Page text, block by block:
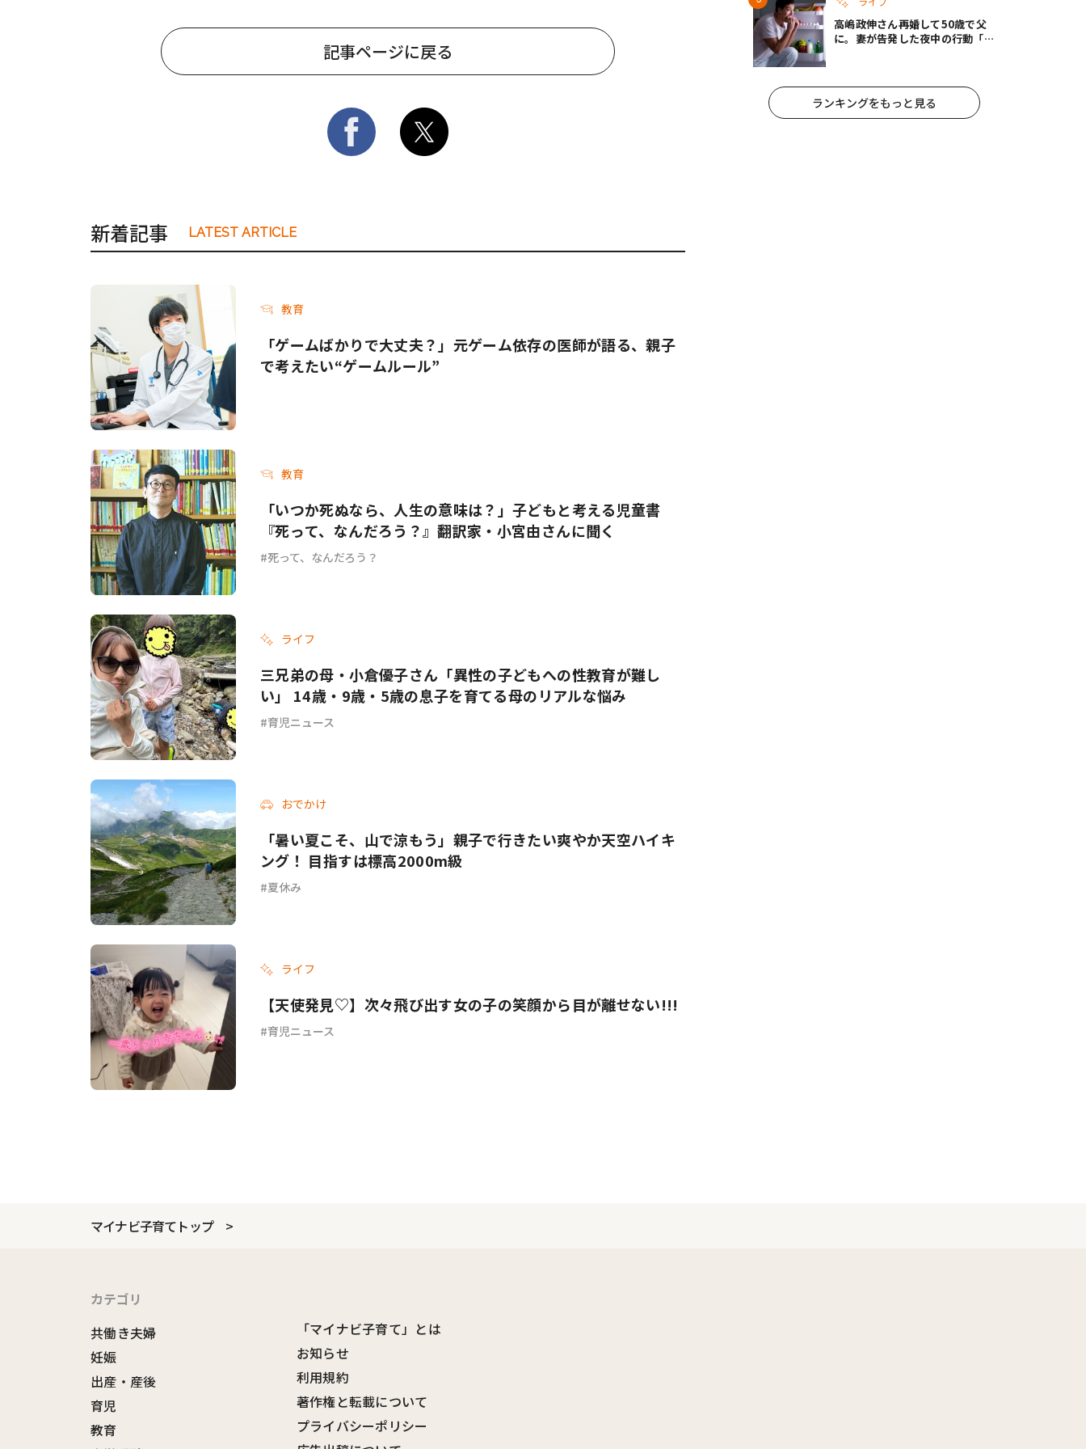
記事ページに戻る
新着記事 LATEST ARTICLE
教育
「ゲームばかりで大丈夫？」元ゲーム依存の医師が語る、親子
で考えたい“ゲームルール”
教育
「いつか死ぬなら、人生の意味は？」子どもと考える児童書
『死って、なんだろう？』翻訳家・小宮由さんに聞く
死って、なんだろう？
ライフ
三兄弟の母・小倉優子さん「異性の子どもへの性教育が難し
い」 14歳・9歳・5歳の息子を育てる母のリアルな悩み
育児ニュース
おでかけ
「暑い夏こそ、山で涼もう」親子で行きたい爽やか天空ハイキ
ング！ 目指すは標高2000m級
夏休み
ライフ
【天使発見♡】次々飛び出す女の子の笑顔から目が離せない!!!
育児ニュース
高嶋政伸さん再婚して50歳で父
に。妻が告発した夜中の行動「こ
ランキングをもっと見る
マイナビ子育てトップ
カテゴリ
共働き夫婦
妊娠
出産・産後
育児
教育
「マイナビ子育て」とは
お知らせ
利用規約
著作権と転載について
プライバシーポリシー